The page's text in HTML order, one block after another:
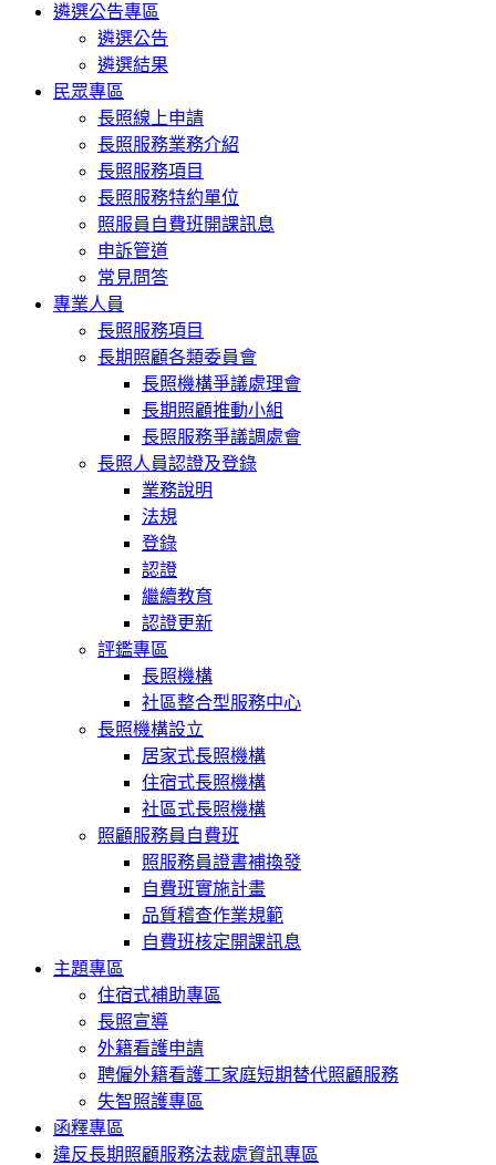
遴選公告專區
遴選公告
遴選結果
民眾專區
長照線上申請
長照服務業務介紹
長照服務項目
長照服務特約單位
照服員自費班開課訊息
申訴管道
常見問答
專業人員
長照服務項目
長期照顧各類委員會
長照機構爭議處理會
長期照顧推動小組
長照服務爭議調處會
長照人員認證及登錄
業務說明
法規
登錄
認證
繼續教育
認證更新
評鑑專區
長照機構
社區整合型服務中心
長照機構設立
居家式長照機構
住宿式長照機構
社區式長照機構
照顧服務員自費班
照服務員證書補換發
自費班實施計畫
品質稽查作業規範
自費班核定開課訊息
主題專區
住宿式補助專區
長照宣導
外籍看護申請
聘僱外籍看護工家庭短期替代照顧服務
失智照護專區
函釋專區
違反長期照顧服務法裁處資訊專區